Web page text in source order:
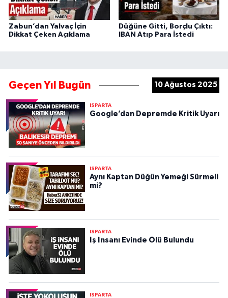
Zabun’dan Yalvaç İçin
Dikkat Çeken Açıklama
Düğüne Gitti, Borçlu Çıktı:
IBAN Atıp Para İstedi
Geçen Yıl Bugün 10 Ağustos 2025
ISPARTA
Google’dan Depremde Kritik Uyarı
ISPARTA
Aynı Kaptan Düğün Yemeği Sürmeli
mi?
ISPARTA
İş İnsanı Evinde Ölü Bulundu
ISPARTA